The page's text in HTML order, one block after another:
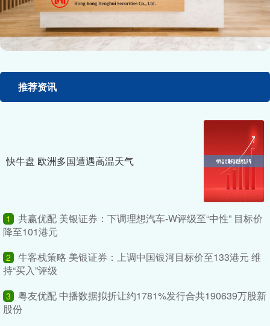
推荐资讯
快牛盘 欧洲多国遭遇高温天气
1
共赢优配 美银证券：下调理想汽车-W评级至“中性” 目标价
降至101港元
2
牛客栈策略 美银证券：上调中国银河目标价至133港元 维
持“买入”评级
3
粤友优配 中播数据拟折让约1781%发行合共190639万股新
股份